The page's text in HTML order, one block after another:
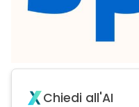
Chiedi all'AI